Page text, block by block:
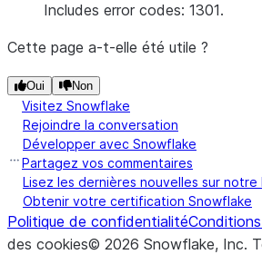
Includes error codes: 1301.
Cette page a-t-elle été utile ?
Oui Non
Visitez Snowflake
Rejoindre la conversation
Développer avec Snowflake
Partagez vos commentaires
Lisez les dernières nouvelles sur notre
Obtenir votre certification Snowflake
Politique de confidentialité
des cookies© 2026 Snowflake, Inc.